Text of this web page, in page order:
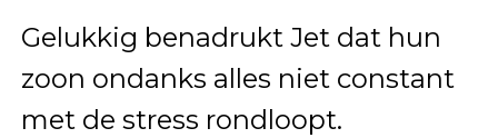
Gelukkig benadrukt Jet dat hun
zoon ondanks alles niet constant
met de stress rondloopt.